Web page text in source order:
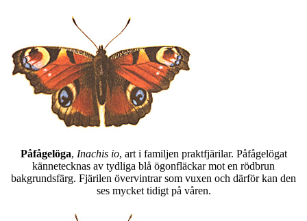
Påfågelöga, Inachis io, art i familjen praktfjärilar. Påfågelögat
kännetecknas av tydliga blå ögonfläckar mot en rödbrun
bakgrundsfärg. Fjärilen övervintrar som vuxen och därför kan den
ses mycket tidigt på våren.